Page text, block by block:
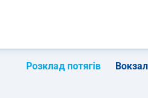
Розклад потягів